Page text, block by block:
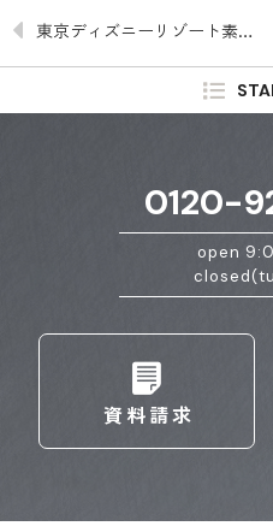
東京ディズニーリゾート素敵なディナー❤
0120-
open
資料請求